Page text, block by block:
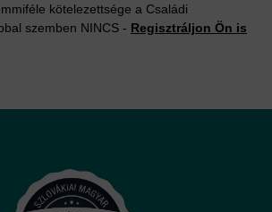
kötelezettsége a Családi
szemben NINCS - Regisztráljon Ön is